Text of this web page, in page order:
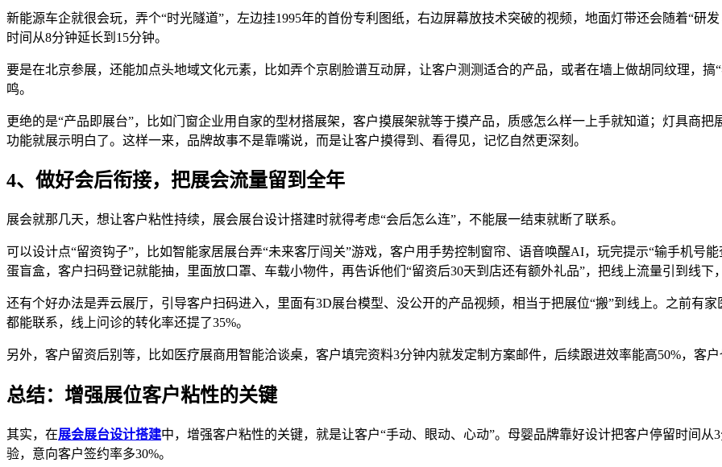
新能源车企就很会玩，弄个“时光隧道”，左边挂1995年的首份专利图纸，右边屏幕放技术突破的视频，地面灯带还会随着“
时间从8分钟延长到15分钟。
要是在北京参展，还能加点头地域文化元素，比如弄个京剧脸谱互动屏，让客户测测适合的产品，或者在墙上做胡同纹理，
鸣。
更绝的是“产品即展台”，比如门窗企业用自家的型材搭展架，客户摸展架就等于摸产品，质感怎么样一上手就知道；灯具商
功能就展示明白了。这样一来，品牌故事不是靠嘴说，而是让客户摸得到、看得见，记忆自然更深刻。
4、做好会后衔接，把展会流量留到全年
展会就那几天，想让客户粘性持续，展会展台设计搭建时就得考虑“会后怎么连”，不能展一结束就断了联系。
可以设计点“留资钩子”，比如智能家居展台弄“未来客厅闯关”游戏，客户用手势控制窗帘、语音唤醒AI，玩完提示“输手机号
蛋盲盒，客户扫码登记就能抽，里面放口罩、车载小物件，再告诉他们“留资后30天到店还有额外礼品”，把线上流量引到线下
还有个好办法是弄云展厅，引导客户扫码进入，里面有3D展台模型、没公开的产品视频，相当于把展位“搬”到线上。之前有
都能联系，线上问诊的转化率还提了35%。
另外，客户留资后别等，比如医疗展商用智能洽谈桌，客户填完资料3分钟内就发定制方案邮件，后续跟进效率能高50%，客户
总结：增强展位客户粘性的关键
其实，在展会展台设计搭建中，增强客户粘性的关键，就是让客户“手动、眼动、心动”。母婴品牌靠好设计把客户停留时间
验，意向客户签约率多30%。